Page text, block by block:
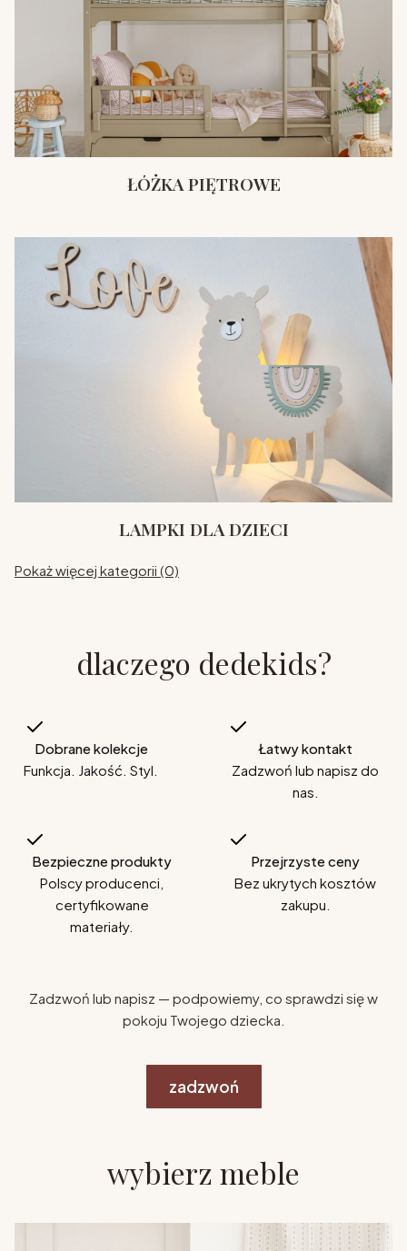
ŁÓŻKA PIĘTROWE
LAMPKI DLA DZIECI
Pokaż więcej kategorii (0)
dlaczego dedekids?
Dobrane kolekcje
Funkcja. Jakość. Styl.
Łatwy kontakt
Zadzwoń lub napisz do
nas.
Bezpieczne produkty
Polscy producenci,
certyfikowane
materiały.
Przejrzyste ceny
Bez ukrytych kosztów
zakupu.
Zadzwoń lub napisz — podpowiemy, co sprawdzi się w
pokoju Twojego dziecka.
zadzwoń
wybierz meble